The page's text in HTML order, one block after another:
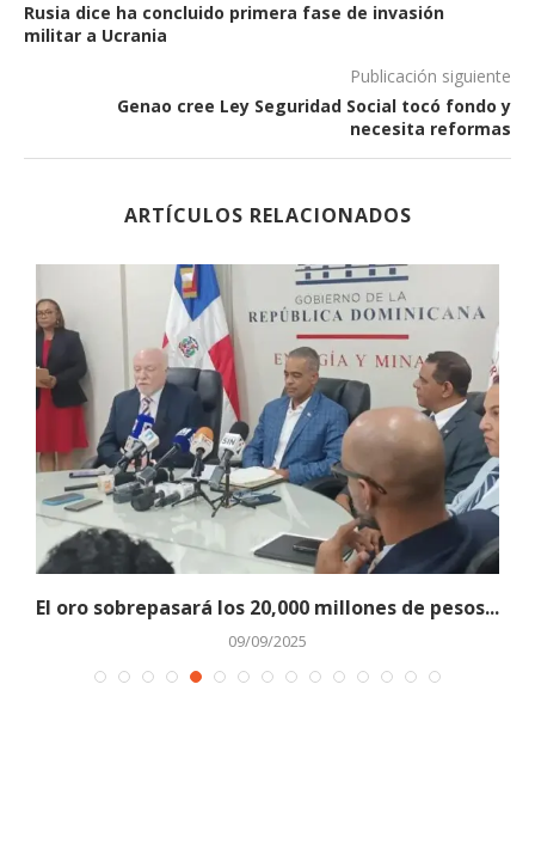
Rusia dice ha concluido primera fase de invasión
militar a Ucrania
Publicación siguiente
Genao cree Ley Seguridad Social tocó fondo y
necesita reformas
ARTÍCULOS RELACIONADOS
El oro sobrepasará los 20,000 millones de pesos...
09/09/2025